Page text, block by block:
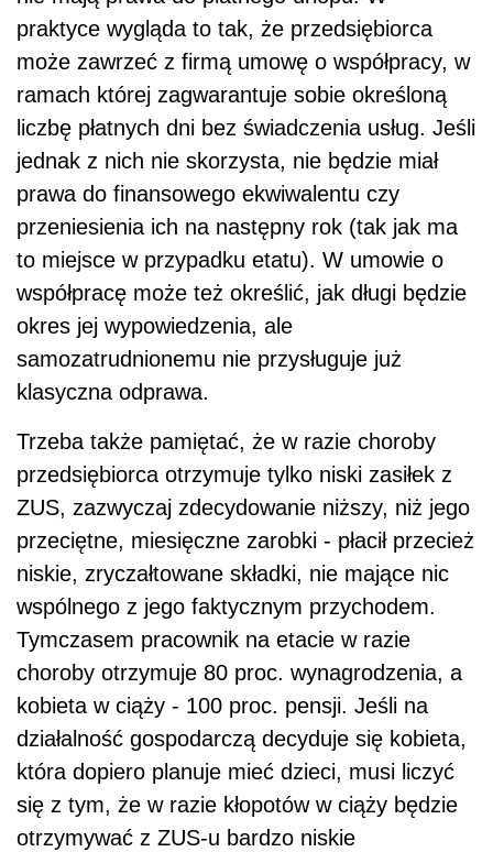
praktyce wygląda to tak, że przedsiębiorca
może zawrzeć z firmą umowę o współpracy, w
ramach której zagwarantuje sobie określoną
liczbę płatnych dni bez świadczenia usług. Jeśli
jednak z nich nie skorzysta, nie będzie miał
prawa do finansowego ekwiwalentu czy
przeniesienia ich na następny rok (tak jak ma
to miejsce w przypadku etatu). W umowie o
współpracę może też określić, jak długi będzie
okres jej wypowiedzenia, ale
samozatrudnionemu nie przysługuje już
klasyczna odprawa.
Trzeba także pamiętać, że w razie choroby
przedsiębiorca otrzymuje tylko niski zasiłek z
ZUS, zazwyczaj zdecydowanie niższy, niż jego
przeciętne, miesięczne zarobki - płacił przecież
niskie, zryczałtowane składki, nie mające nic
wspólnego z jego faktycznym przychodem.
Tymczasem pracownik na etacie w razie
choroby otrzymuje 80 proc. wynagrodzenia, a
kobieta w ciąży - 100 proc. pensji. Jeśli na
działalność gospodarczą decyduje się kobieta,
która dopiero planuje mieć dzieci, musi liczyć
się z tym, że w razie kłopotów w ciąży będzie
otrzymywać z ZUS-u bardzo niskie